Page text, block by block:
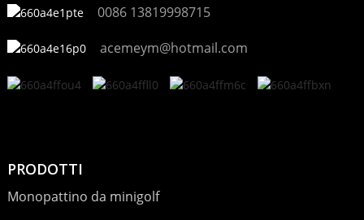
0086 13819998715
acemeym@hotmail.com
PRODOTTI
Monopattino da minigolf